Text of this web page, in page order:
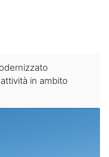
in ambito